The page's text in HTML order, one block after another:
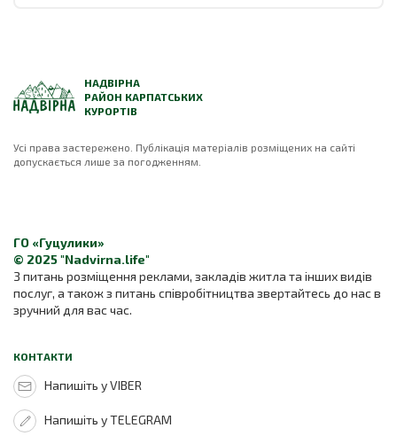
НАДВІРНА
РАЙОН КАРПАТСЬКИХ
КУРОРТІВ
Усі права застережено. Публікація матеріалів розміщених на сайті
допускається лише за погодженням.
ГО «Гуцулики»
© 2025 "Nadvirna.life"
З питань розміщення реклами, закладів житла та інших видів
послуг, а також з питань співробітництва звертайтесь до нас в
зручний для вас час.
КОНТАКТИ
Напишіть у VIBER
Напишіть у TELEGRAM